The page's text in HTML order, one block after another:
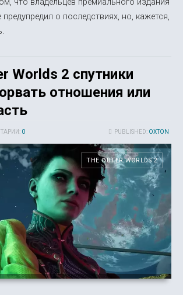
предупредил о последствиях, но, кажется,
Worlds 2 спутники
отношения или
PUBLISHED: OXTON
0
THE OUTER WORLDS 2